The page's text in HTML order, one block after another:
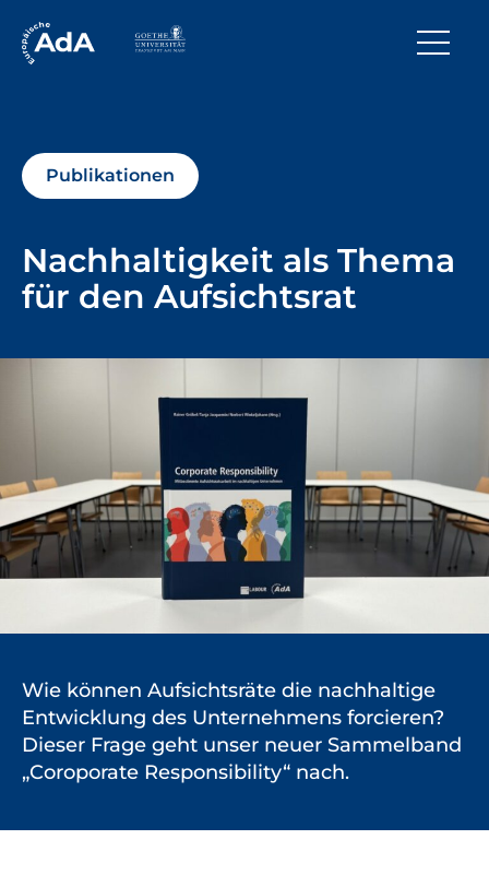
Publikationen
Nachhaltigkeit als Thema
für den Aufsichtsrat
Wie können Aufsichtsräte die nachhaltige
Entwicklung des Unternehmens forcieren?
Dieser Frage geht unser neuer Sammelband
„Coroporate Responsibility“ nach.